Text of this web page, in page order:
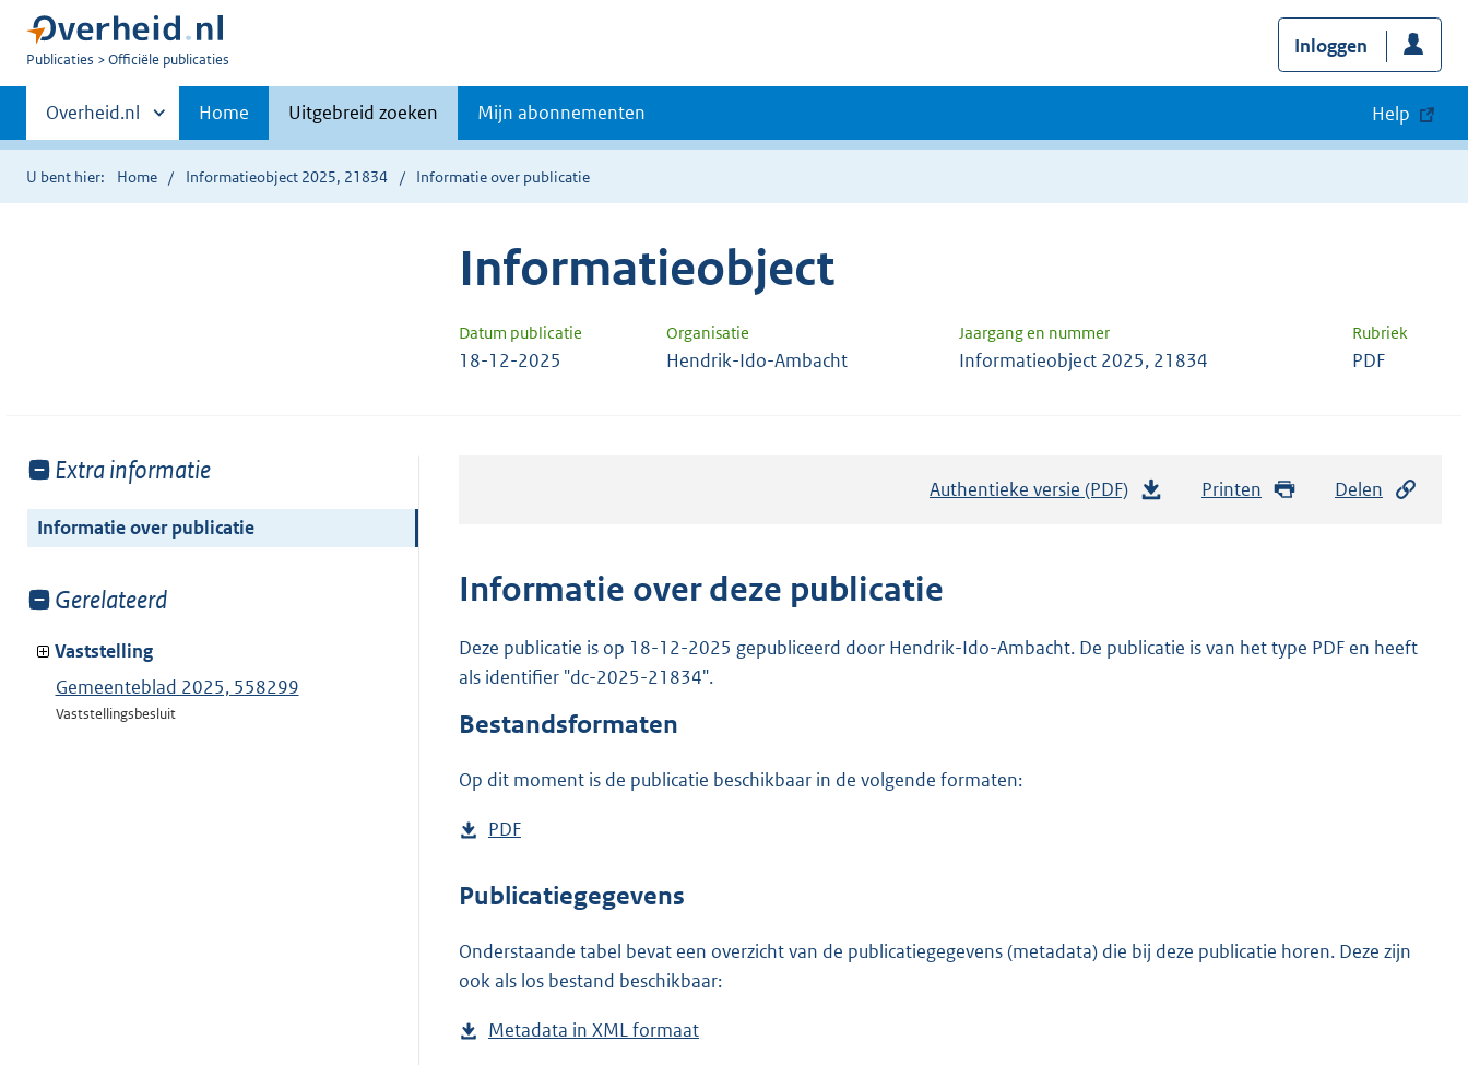
U
Publicaties Officiële publicaties
Inloggen
Primaire
navigatie
Andere
sites
binnen
Overheid.nl Home Uitgebreid zoeken Mijn abonnementen Help
U bent hier: Home Informatieobject 2025, 21834 Informatie over publicatie
Informatieobject
Datum publicatie Organisatie Jaargang en nummer Rubriek
18-12-2025 Hendrik-Ido-Ambacht Informatieobject 2025, 21834 PDF
Toon
van:
Extra informatie
Informatie over publicatie
Toon
van:
Gerelateerd
Vaststelling
Gemeenteblad 2025, 558299
Vaststellingsbesluit
Authentieke versie (PDF)
n
o
Printen Delen
Informatie over deze publicatie
Deze publicatie is op 18-12-2025 gepubliceerd door Hendrik-Ido-Ambacht. De publicatie is van het type PDF en heeft
als identifier "dc-2025-21834".
Bestandsformaten
Op dit moment is de publicatie beschikbaar in de volgende formaten:
D
w
l
o
d
PDF
s
a
n
s
Publicatiegegevens
Onderstaande tabel bevat een overzicht van de publicatiegegevens (metadata) die bij deze publicatie horen. Deze zijn
ook als los bestand beschikbaar:
Metadata in XML formaat